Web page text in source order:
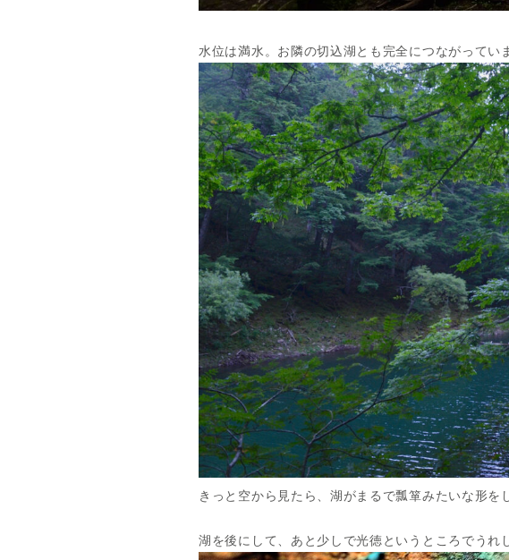
水位は満水。お隣の切込湖とも完全につながってい
きっと空から見たら、湖がまるで瓢箪みたいな形
湖を後にして、あと少しで光徳というところでうれ